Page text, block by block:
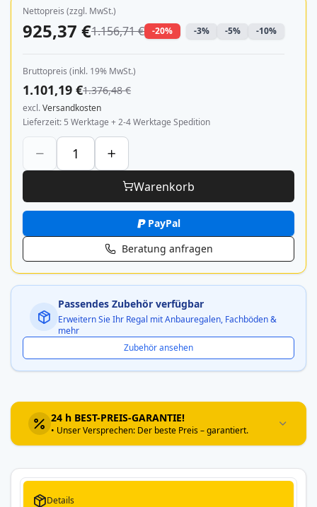
Nettopreis (zzgl. MwSt.)
925,37 €1.156,71 € -20% -3% -5% -10%
Bruttopreis (inkl. 19% MwSt.)
1.101,19 €1.376,48 €
excl.Versandkosten
Lieferzeit 5 Werktage + 2-4 Werktage Spedition
Warenkorb
PayPal
Beratung anfragen
Passendes Zubehör verfügbar
Erweitern Sie Ihr Regal mit Anbauregalen, Fachböden &
mehr
Zubehör ansehen
24 h BEST-PREIS-GARANTIE!
• Unser Versprechen: Der beste Preis – garantiert.
Details